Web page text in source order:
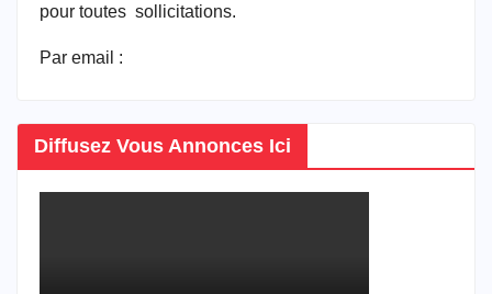
pour toutes sollicitations.
Par email :
Diffusez Vous Annonces Ici